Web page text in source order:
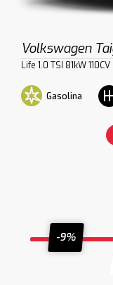
Volkswagen
Life 1.0 TSI 81kW 110CV
Gasolina
-9%